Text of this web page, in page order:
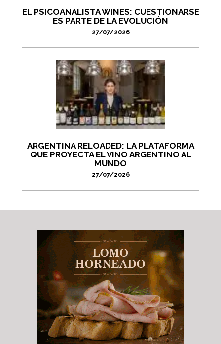
EL PSICOANALISTA WINES: CUESTIONARSE
ES PARTE DE LA EVOLUCIÓN
27/07/2026
ARGENTINA RELOADED: LA PLATAFORMA
QUE PROYECTA EL VINO ARGENTINO AL
MUNDO
27/07/2026